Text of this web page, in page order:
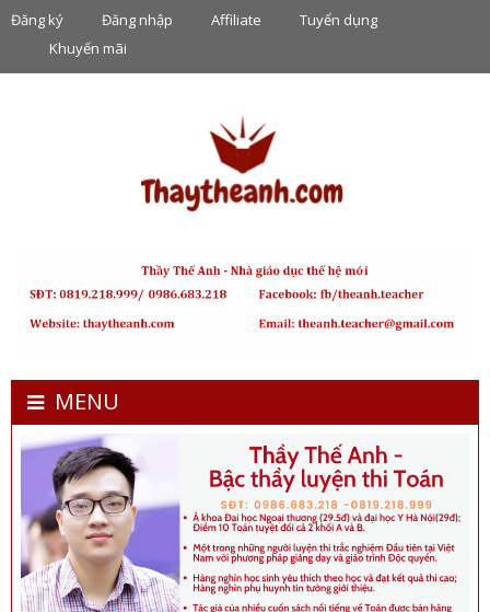
Đăng ký Đăng nhập Affiliate
Tuyển dụng
Khuyến mãi
MENU